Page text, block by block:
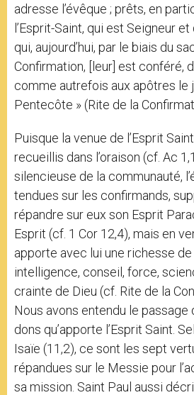
adresse l’évêque ; prêts, en
l’Esprit-Saint, qui est Seigneur
qui, aujourd’hui, par le biais du
Confirmation, [leur] est conféré,
comme autrefois aux apôtres le
Pentecôte » (Rite de la
Puisque la venue de l’Esprit
recueillis dans l’oraison (cf. Ac
silencieuse de la communauté,
tendues sur les confirmands,
répandre sur eux son Esprit
Esprit (cf. 1 Cor 12,4), mais en
apporte avec lui une richesse de
intelligence, conseil, force,
crainte de Dieu (cf. Rite de la
Nous avons entendu le passage
dons qu’apporte l’Esprit Saint.
Isaïe (11,2), ce sont les sept
répandues sur le Messie pour
sa mission. Saint Paul aussi